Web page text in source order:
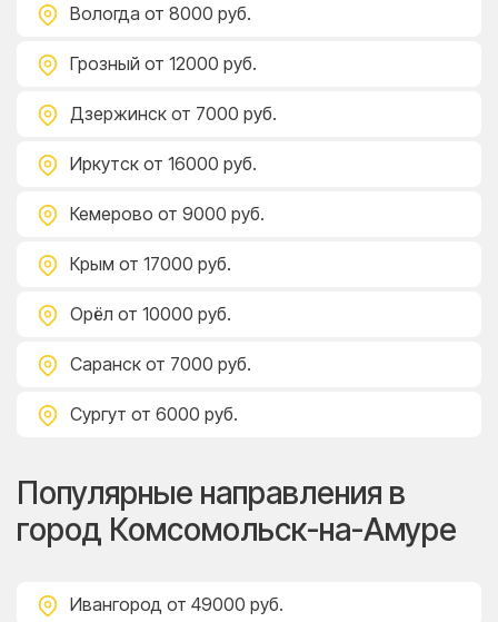
Вологда от 8000 руб.
Грозный от 12000 руб.
Дзержинск от 7000 руб.
Иркутск от 16000 руб.
Кемерово от 9000 руб.
Крым от 17000 руб.
Орёл от 10000 руб.
Саранск от 7000 руб.
Сургут от 6000 руб.
Популярные направления в
город Комсомольск-на-Амуре
Ивангород от 49000 руб.